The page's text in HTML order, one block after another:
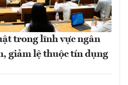
trong lĩnh vực ngân
giảm lệ thuộc tín dụng